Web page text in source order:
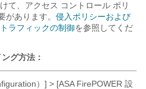
て、アクセス コントロール ポリ
があります。 侵入ポリシーおよび
ラフィックの制御を参照してくだ
グ方法：
）] > [ASA FirePOWER 設